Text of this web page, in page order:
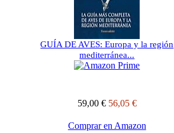
GUÍA DE AVES: Europa y la región
mediterránea...
59,00 € 56,05 €
Comprar en Amazon